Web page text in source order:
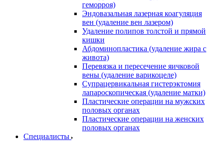
геморроя)
Эндовазальная лазерная коагуляция
вен (удаление вен лазером)
Удаление полипов толстой и прямой
кишки
Абдоминопластика (удаление жира с
живота)
Перевязка и пересечение яичковой
вены (удаление варикоцеле)
Супрацервикальная гистерэктомия
лапароскопическая (удаление матки)
Пластические операции на мужских
половых органах
Пластические операции на женских
половых органах
Специалисты